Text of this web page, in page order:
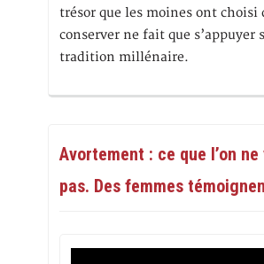
trésor que les moines ont choisi
conserver ne fait que s’appuyer
tradition millénaire.
Avortement : ce que l’on
pas. Des femmes